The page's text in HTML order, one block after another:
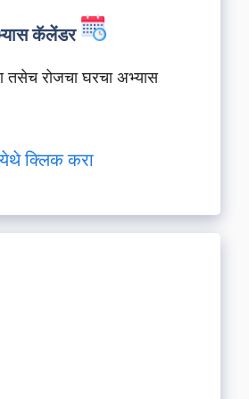
कॅलेंडर
तसेच रोजचा घरचा अभ्यास
क्लिक करा